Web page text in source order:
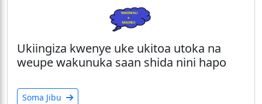
Ukiingiza kwenye uke ukitoa utoka na
weupe wakunuka saan shida nini hapo
Soma Jibu